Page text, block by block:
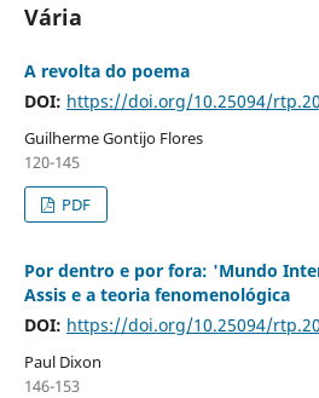
Vária
A revolta do poema
DOI: https://doi.org/10.25094/
Guilherme Gontijo Flores
120-145
PDF
Por dentro e por fora: 'Mundo
Assis e a teoria fenomenológica
DOI: https://doi.org/10.25094/
Paul Dixon
146-153